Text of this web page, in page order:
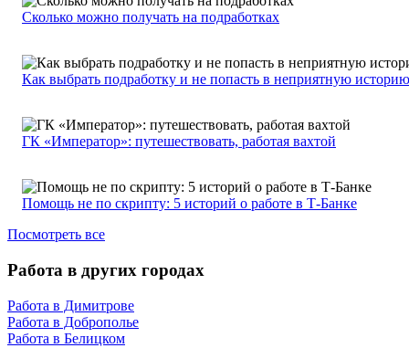
Сколько можно получать на подработках
Как выбрать подработку и не попасть в неприятную историю
ГК «Император»: путешествовать, работая вахтой
Помощь не по скрипту: 5 историй о работе в Т-Банке
Посмотреть все
Работа в других городах
Работа в Димитрове
Работа в Доброполье
Работа в Белицком